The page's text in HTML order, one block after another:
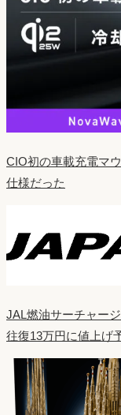
CIO初の車載充電マ
仕様だった
JAL燃油サーチャー
往復13万円に値上げ